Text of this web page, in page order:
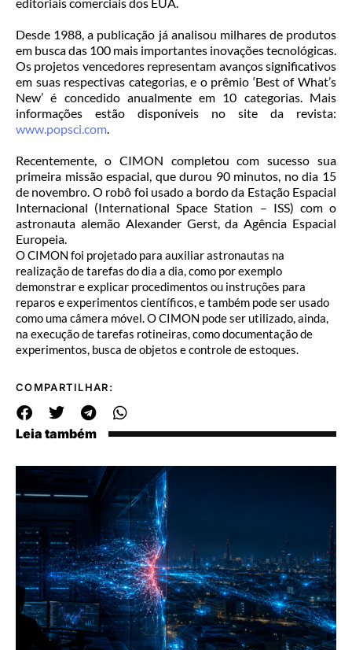
Desde 1988, a publicação já analisou milhares de produtos
em busca das 100 mais importantes inovações tecnológicas.
Os projetos vencedores representam avanços significativos
em suas respectivas categorias, e o prêmio ‘Best of What’s
New’ é concedido anualmente em 10 categorias. Mais
informações estão disponíveis no site da revista:
www.popsci.com.
Recentemente, o CIMON completou com sucesso sua
primeira missão espacial, que durou 90 minutos, no dia 15
de novembro. O robô foi usado a bordo da Estação Espacial
Internacional (International Space Station – ISS) com o
astronauta alemão Alexander Gerst, da Agência Espacial
Europeia.
O CIMON foi projetado para auxiliar astronautas na
realização de tarefas do dia a dia, como por exemplo
demonstrar e explicar procedimentos ou instruções para
reparos e experimentos científicos, e também pode ser usado
como uma câmera móvel. O CIMON pode ser utilizado, ainda,
na execução de tarefas rotineiras, como documentação de
experimentos, busca de objetos e controle de estoques.
COMPARTILHAR:
Leia também